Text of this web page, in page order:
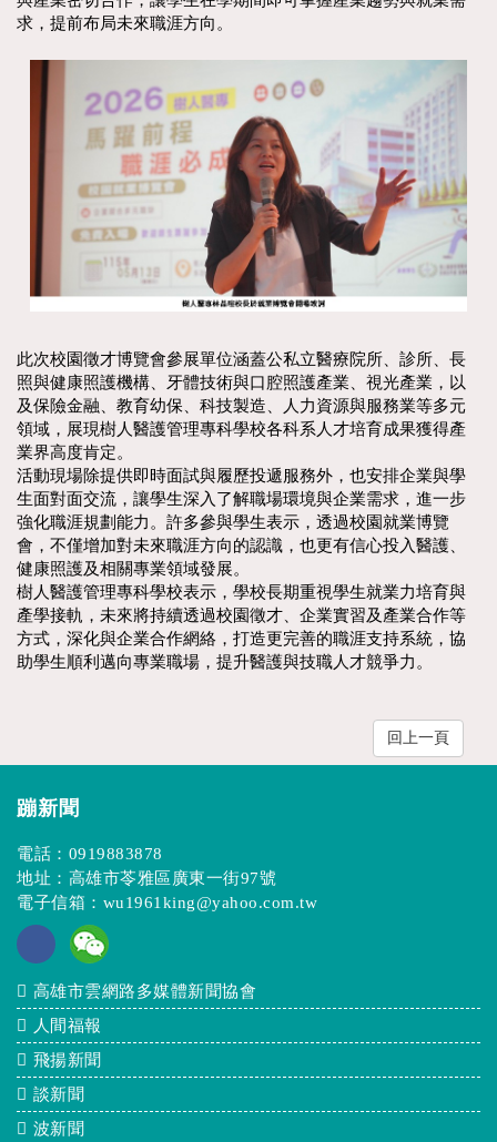
求，提前布局未來職涯方向。
此次校園徵才博覽會參展單位涵蓋公私立醫療院所、診所、長
照與健康照護機構、牙體技術與口腔照護產業、視光產業，以
及保險金融、教育幼保、科技製造、人力資源與服務業等多元
領域，展現樹人醫護管理專科學校各科系人才培育成果獲得產
業界高度肯定。
活動現場除提供即時面試與履歷投遞服務外，也安排企業與學
生面對面交流，讓學生深入了解職場環境與企業需求，進一步
強化職涯規劃能力。許多參與學生表示，透過校園就業博覽
會，不僅增加對未來職涯方向的認識，也更有信心投入醫護、
健康照護及相關專業領域發展。
樹人醫護管理專科學校表示，學校長期重視學生就業力培育與
產學接軌，未來將持續透過校園徵才、企業實習及產業合作等
方式，深化與企業合作網絡，打造更完善的職涯支持系統，協
助學生順利邁向專業職場，提升醫護與技職人才競爭力。
回上一頁
蹦新聞
電話： 0919883878
地址：高雄市苓雅區廣東一街97號
電子信箱： wu1961king@yahoo.com.tw
高雄市雲網路多媒體新聞協會
人間福報
飛揚新聞
談新聞
波新聞